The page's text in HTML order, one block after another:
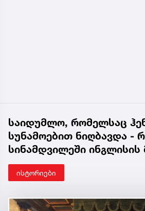
საიდუმლო, რომელსაც
სუნამოებით ნიღბავდა -
სინამდვილეში ინგლისის
ისტორიები